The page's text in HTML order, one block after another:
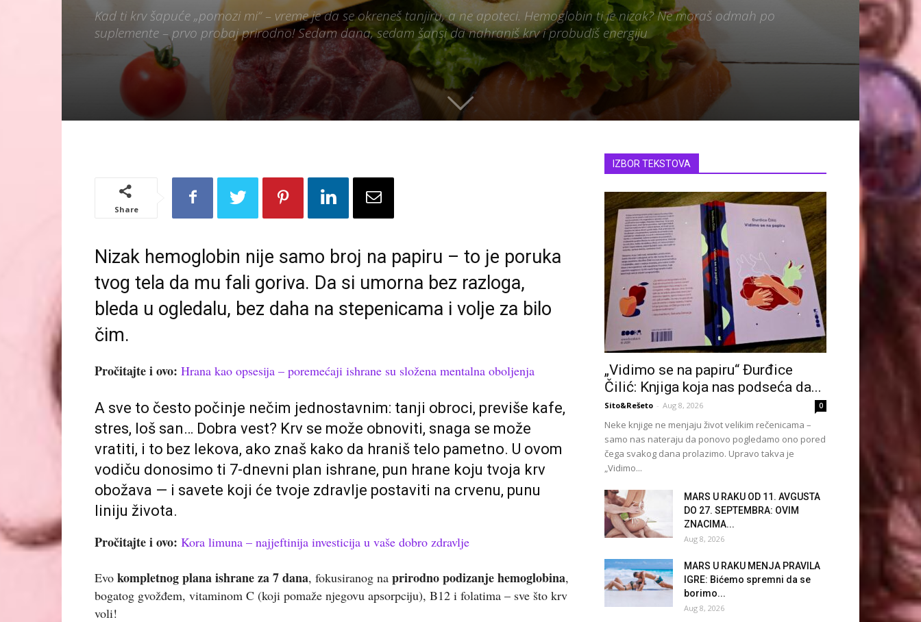
Kad ti krv šapuće „pomozi mi“ – vreme je da se okreneš tanjiru, a ne apoteci. Hemoglobin ti je nizak? Ne moraš odmah po
suplemente – prvo probaj prirodno! Sedam dana, sedam šansi da nahraniš krv i probudiš energiju
Share
Nizak hemoglobin nije samo broj na papiru – to je poruka
tvog tela da mu fali goriva. Da si umorna bez razloga,
bleda u ogledalu, bez daha na stepenicama i volje za bilo
čim.
Pročitajte i ovo: Hrana kao opsesija – poremećaji ishrane su složena mentalna oboljenja
A sve to često počinje nečim jednostavnim: tanji obroci, previše kafe,
stres, loš san… Dobra vest? Krv se može obnoviti, snaga se može
vratiti, i to bez lekova, ako znaš kako da hraniš telo pametno. U ovom
vodiču donosimo ti 7-dnevni plan ishrane, pun hrane koju tvoja krv
obožava — i savete koji će tvoje zdravlje postaviti na crvenu, punu
liniju života.
Pročitajte i ovo: Kora limuna – najjeftinija investicija u vaše dobro zdravlje
Evo kompletnog plana ishrane za 7 dana, fokusiranog na prirodno podizanje hemoglobina,
bogatog gvožđem, vitaminom C (koji pomaže njegovu apsorpciju), B12 i folatima – sve što krv
voli!
IZBOR TEKSTOVA
„Vidimo se na papiru“ Đurđice
Čilić: Knjiga koja nas podseća da...
Sito&Rešeto - Aug 8, 2026 0
Neke knjige ne menjaju život velikim rečenicama –
samo nas nateraju da ponovo pogledamo ono pored
čega svakog dana prolazimo. Upravo takva je
„Vidimo...
MARS U RAKU OD 11. AVGUSTA
DO 27. SEPTEMBRA: OVIM
ZNACIMA...
Aug 8, 2026
MARS U RAKU MENJA PRAVILA
IGRE: Bićemo spremni da se
borimo...
Aug 8, 2026